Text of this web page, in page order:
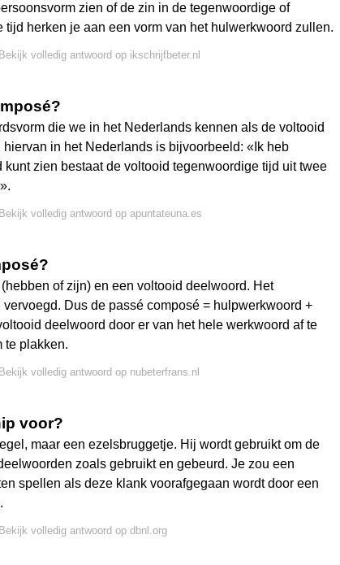
zien of de zin in de tegenwoordige of
herken je aan een vorm van het hulwerkwoord zullen.
Bekijk volledig antwoord op ikschrijfbeter.nl
die we in het Nederlands kennen als de voltooid
in het Nederlands is bijvoorbeeld: «Ik heb
zien bestaat de voltooid tegenwoordige tijd uit twee
Bekijk volledig antwoord op apuntateuna.es
of zijn) en een voltooid deelwoord. Het
Dus de passé composé = hulpwerkwoord +
deelwoord door er van het hele werkwoord af te
te plakken.
Bekijk volledig antwoord op nubeterfrans.nl
voor?
maar een ezelsbruggetje. Hij wordt gebruikt om de
zoals gebruikt en gebeurd. Je zou een
spellen als deze klank voorafgegaan wordt door een
Bekijk volledig antwoord op dbnl.org